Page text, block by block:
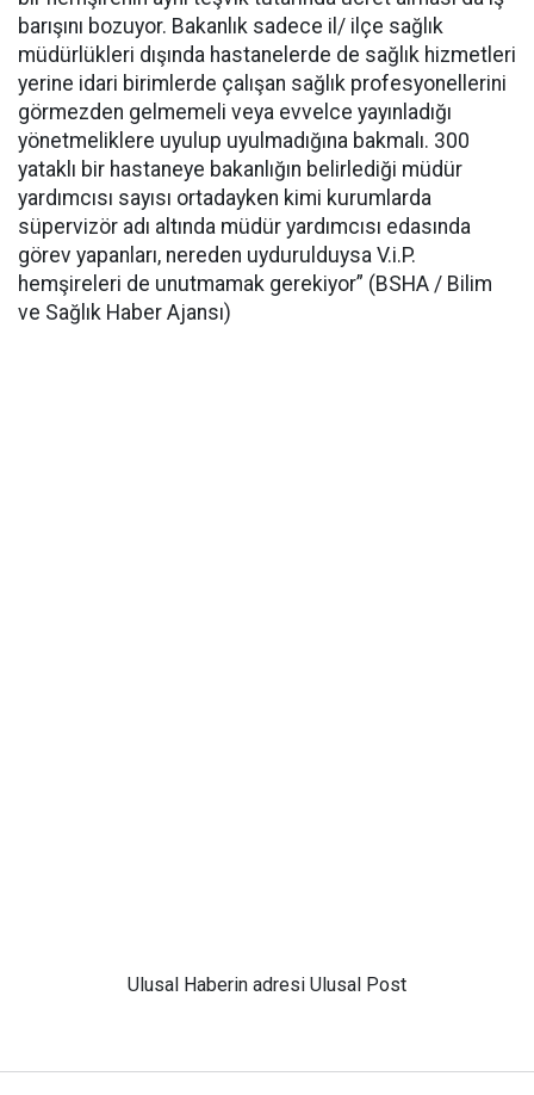
barışını bozuyor. Bakanlık sadece il/ ilçe sağlık
müdürlükleri dışında hastanelerde de sağlık hizmetleri
yerine idari birimlerde çalışan sağlık profesyonellerini
görmezden gelmemeli veya evvelce yayınladığı
yönetmeliklere uyulup uyulmadığına bakmalı. 300
yataklı bir hastaneye bakanlığın belirlediği müdür
yardımcısı sayısı ortadayken kimi kurumlarda
süpervizör adı altında müdür yardımcısı edasında
görev yapanları, nereden uydurulduysa V.i.P.
hemşireleri de unutmamak gerekiyor” (BSHA / Bilim
ve Sağlık Haber Ajansı)
Ulusal Haberin adresi Ulusal Post